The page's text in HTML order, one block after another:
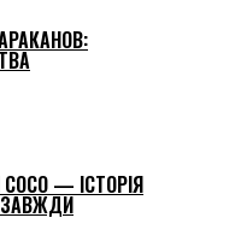
— ІСТОРІЯ